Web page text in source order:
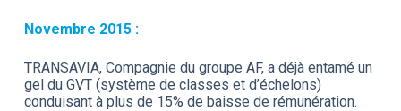
Novembre 2015 :
TRANSAVIA, Compagnie du groupe AF, a déjà entamé un
gel du GVT (système de classes et d’échelons)
conduisant à plus de 15% de baisse de rémunération.